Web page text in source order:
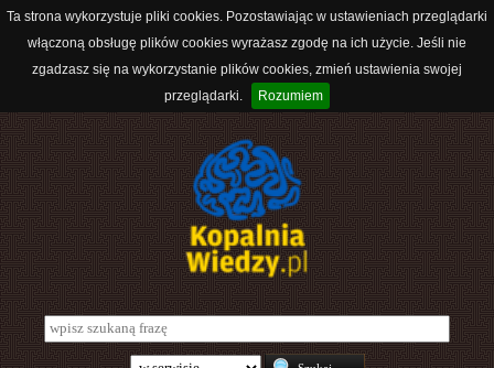
Ta strona wykorzystuje pliki cookies. Pozostawiając w ustawieniach przeglądarki
włączoną obsługę plików cookies wyrażasz zgodę na ich użycie. Jeśli nie
zgadzasz się na wykorzystanie plików cookies, zmień ustawienia swojej
przeglądarki.
Rozumiem